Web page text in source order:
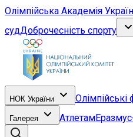
Олімпійська Академія
судДоброчесність спорту
НОК України
Галерея Атлетам